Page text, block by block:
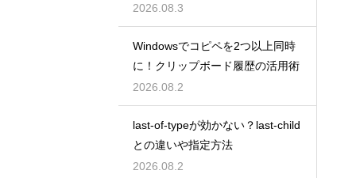
2026.08.3
Windowsでコピペを2つ以上同時
に！クリップボード履歴の活用術
2026.08.2
last-of-typeが効かない？last-child
との違いや指定方法
2026.08.2